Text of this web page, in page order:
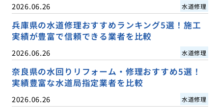
2026.06.26 水道修理
兵庫県の水道修理おすすめランキング5選！施工
実績が豊富で信頼できる業者を比較
2026.06.26 水道修理
奈良県の水回りリフォーム・修理おすすめ5選！
実績豊富な水道局指定業者を比較
2026.06.26 水道修理